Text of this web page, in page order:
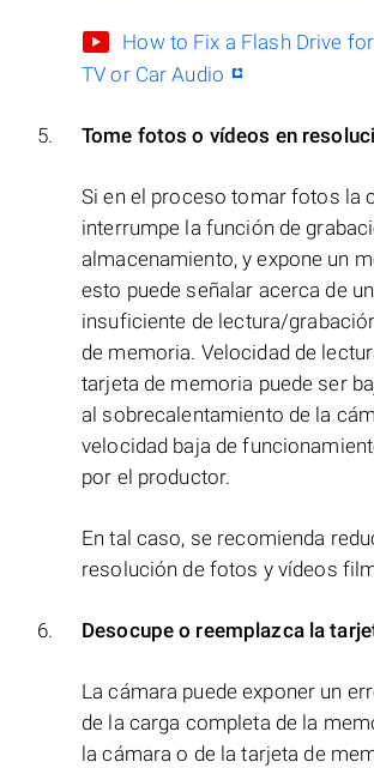
How to Fix a Flash Drive
TV or Car Audio
Tome fotos o vídeos en
Si en el proceso tomar fotos la
interrumpe la función de
almacenamiento, y expone un
esto puede señalar acerca de
insuficiente de lectura/
de memoria. Velocidad de
tarjeta de memoria puede ser
al sobrecalentamiento de la
velocidad baja de
por el productor.
En tal caso, se recomienda
resolución de fotos y vídeos
Desocupe o reemplazca la
La cámara puede exponer un
de la carga completa de la
la cámara o de la tarjeta de